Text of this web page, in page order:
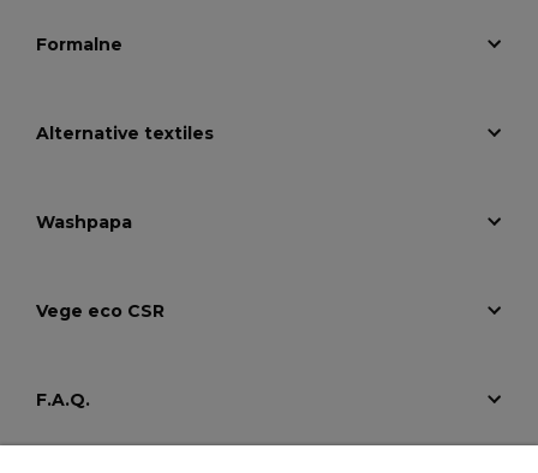
Formalne
Alternative textiles
Washpapa
Vege eco CSR
F.A.Q.